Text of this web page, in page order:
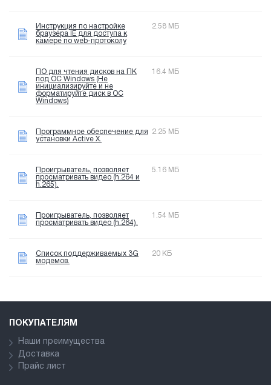
Инструкция по настройке
браузера IE для доступа к
камере по web-протоколу
2.58 МБ
ПО для чтения дисков на ПК
под OC Windows (Не
инициализируйте и не
форматируйте диск в OC
Windows)
16.4 МБ
Программное обеспечение для
установки Active X.
2.25 МБ
Проигрыватель, позволяет
просматривать видео (h.264 и
h.265).
5.16 МБ
Проигрыватель, позволяет
просматривать видео (h.264).
1.54 МБ
Список поддерживаемых 3G
модемов.
20 КБ
ПОКУПАТЕЛЯМ
Наши преимущества
Доставка
Прайс лист